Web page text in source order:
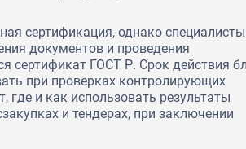
сертификация, однако
документов и проведения
сертификат ГОСТ Р. Срок действия
при проверках контролирующих
и как использовать результаты
и тендерах, при заключении